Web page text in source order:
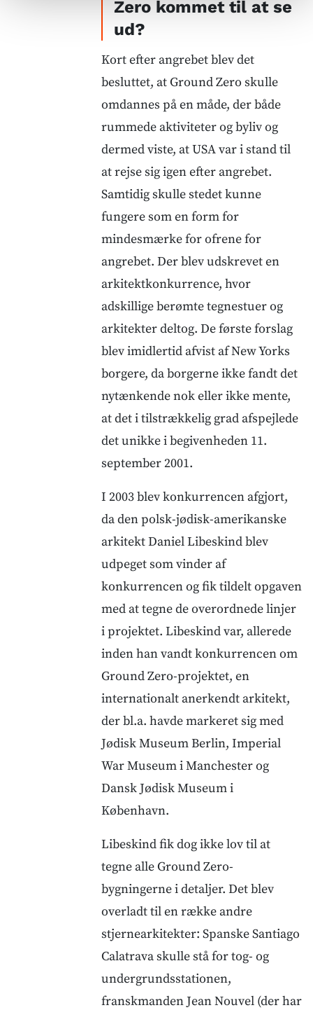
Zero kommet til at se
ud?
Kort efter angrebet blev det
besluttet, at Ground Zero skulle
omdannes på en måde, der både
rummede aktiviteter og byliv og
dermed viste, at USA var i stand til
at rejse sig igen efter angrebet.
Samtidig skulle stedet kunne
fungere som en form for
mindesmærke for ofrene for
angrebet. Der blev udskrevet en
arkitektkonkurrence, hvor
adskillige berømte tegnestuer og
arkitekter deltog. De første forslag
blev imidlertid afvist af New Yorks
borgere, da borgerne ikke fandt det
nytænkende nok eller ikke mente,
at det i tilstrækkelig grad afspejlede
det unikke i begivenheden 11.
september 2001.
I 2003 blev konkurrencen afgjort,
da den polsk-jødisk-amerikanske
arkitekt Daniel Libeskind blev
udpeget som vinder af
konkurrencen og fik tildelt opgaven
med at tegne de overordnede linjer
i projektet. Libeskind var, allerede
inden han vandt konkurrencen om
Ground Zero-projektet, en
internationalt anerkendt arkitekt,
der bl.a. havde markeret sig med
Jødisk Museum Berlin, Imperial
War Museum i Manchester og
Dansk Jødisk Museum i
København.
Libeskind fik dog ikke lov til at
tegne alle Ground Zero-
bygningerne i detaljer. Det blev
overladt til en række andre
stjernearkitekter: Spanske Santiago
Calatrava skulle stå for tog- og
undergrundsstationen,
franskmanden Jean Nouvel (der har